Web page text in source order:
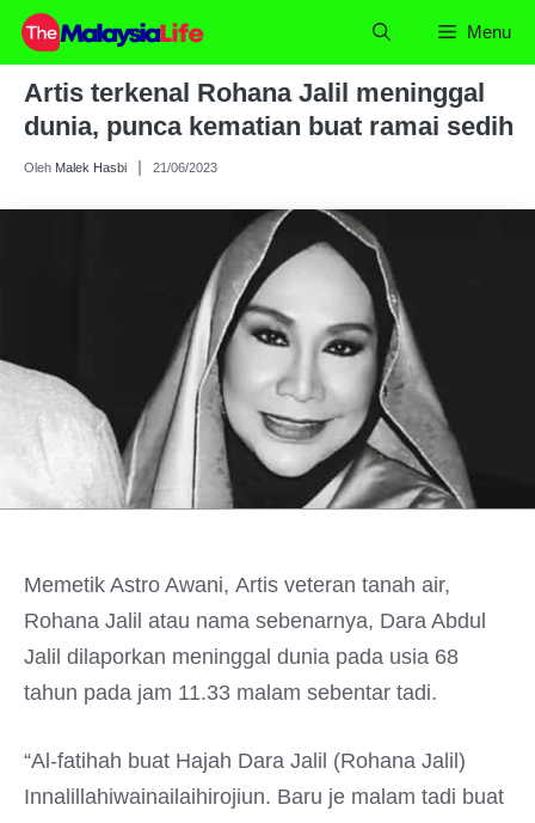
Skip
content
Menu
Artis terkenal Rohana Jalil meninggal
dunia, punca kematian buat ramai sedih
Oleh Malek Hasbi 21/06/2023
Memetik Astro Awani, Artis veteran tanah air,
Rohana Jalil atau nama sebenarnya, Dara Abdul
Jalil dilaporkan meninggal dunia pada usia 68
tahun pada jam 11.33 malam sebentar tadi.
“Al-fatihah buat Hajah Dara Jalil (Rohana Jalil)
Innalillahiwainailaihirojiun. Baru je malam tadi buat